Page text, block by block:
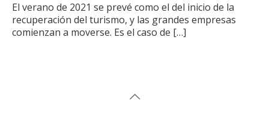
El verano de 2021 se prevé como el del inicio de la
recuperación del turismo, y las grandes empresas
comienzan a moverse. Es el caso de […]